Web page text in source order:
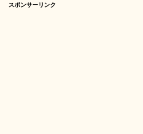
スポンサーリンク